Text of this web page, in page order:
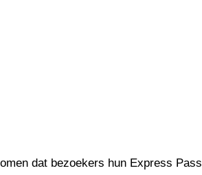
dat bezoekers hun Express